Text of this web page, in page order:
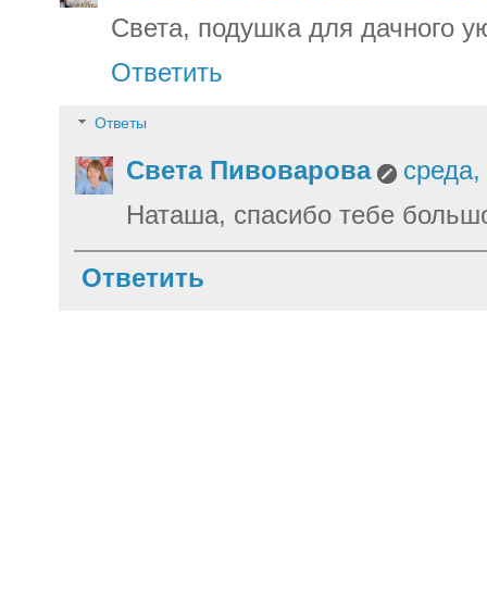
Света, подушка для дачного
Ответить
Ответы
Света Пивоварова
Наташа, спасибо тебе
Ответить